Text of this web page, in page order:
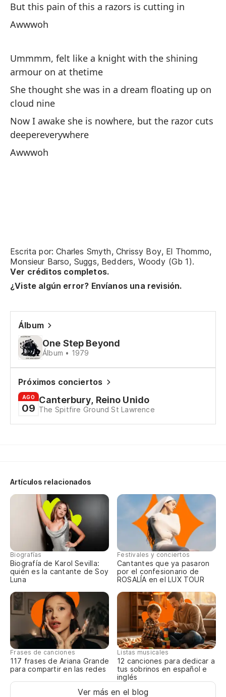
But this pain of this a razors is cutting in
Awwwoh
Ummmm, felt like a knight with the shining
armour on at thetime
She thought she was in a dream floating up on
cloud nine
Now I awake she is nowhere, but the razor cuts
deepereverywhere
Awwwoh
Escrita por: Charles Smyth, Chrissy Boy, El Thommo,
Monsieur Barso, Suggs, Bedders, Woody (Gb 1).
Ver créditos completos.
¿Viste algún error? Envíanos una revisión.
Álbum
One Step Beyond
Álbum • 1979
Próximos conciertos
AGO
09
Canterbury, Reino Unido
The Spitfire Ground St Lawrence
Artículos relacionados
Biografías
Biografía de Karol Sevilla:
quién es la cantante de Soy
Luna
Festivales y conciertos
Cantantes que ya pasaron
por el confesionario de
ROSALÍA en el LUX TOUR
Frases de canciones
117 frases de Ariana Grande
para compartir en las redes
Listas musicales
12 canciones para dedicar a
tus sobrinos en español e
inglés
Ver más en el blog